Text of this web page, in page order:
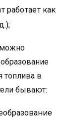
работает как
можно
топлива в
бывают: